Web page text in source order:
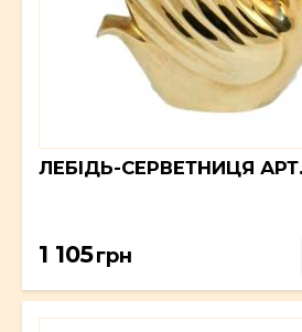
ЛЕБІДЬ-СЕРВЕТНИЦЯ
1 105грн